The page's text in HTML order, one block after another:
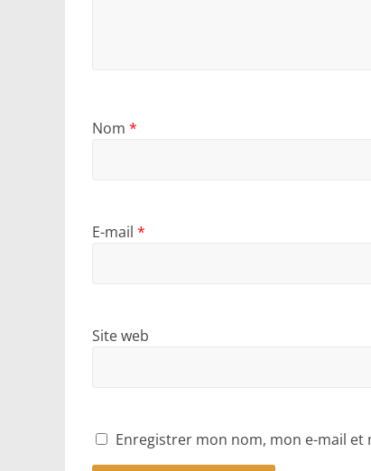
Nom *
E-mail *
Site web
Enregistrer mon nom, mon e-mail